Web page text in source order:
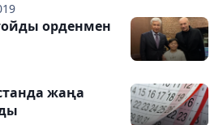
орденмен
жаңа